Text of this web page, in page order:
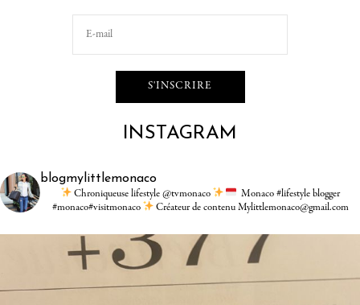
INSTAGRAM
blogmylittlemonaco
Chroniqueuse lifestyle @tvmonaco
Monaco #lifestyle blogger
#monaco#visitmonaco
Créateur de contenu Mylittlemonaco@gmail.com